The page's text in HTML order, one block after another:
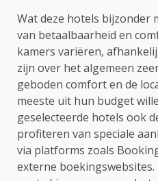
Wat deze hotels bijzonder
van betaalbaarheid en
kamers variëren,
zijn over het algemeen
geboden comfort en de
meeste uit hun budget
geselecteerde hotels ook
profiteren van speciale
via platforms zoals
externe